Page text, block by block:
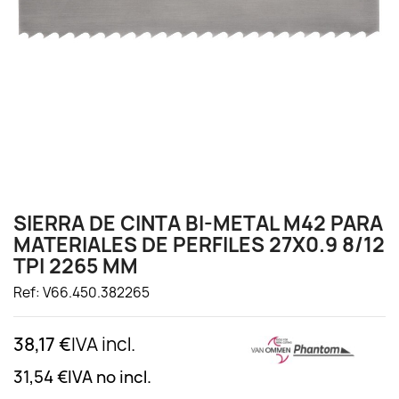
SIERRA DE CINTA BI-METAL M42 PARA
MATERIALES DE PERFILES 27X0.9 8/12
TPI 2265 MM
Ref: V66.450.382265
38,17 €IVA incl.
31,54 €IVA no incl.